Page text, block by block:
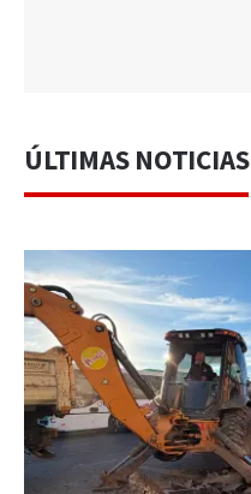
ÚLTIMAS NOTICIAS